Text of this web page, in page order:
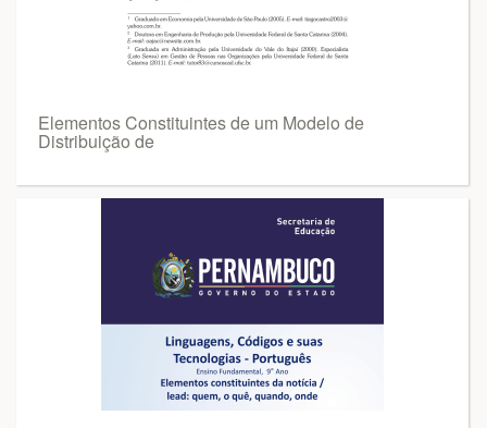
Elementos Constituintes de um Modelo de
Distribuição de